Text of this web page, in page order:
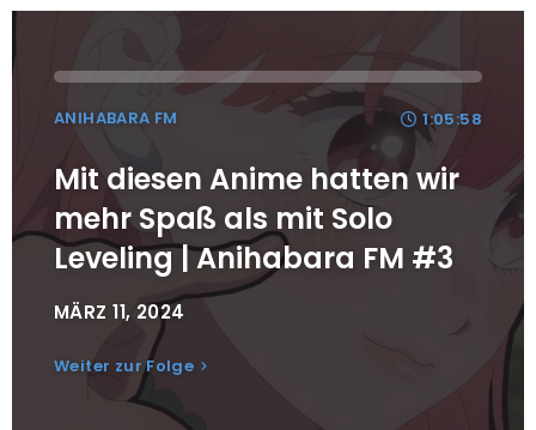
ANIHABARA FM 1:05:58
Mit diesen Anime hatten wir
mehr Spaß als mit Solo
Leveling | Anihabara FM #3
MÄRZ 11, 2024
Weiter zur Folge